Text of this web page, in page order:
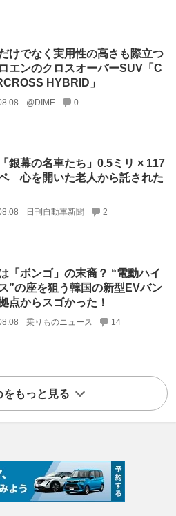
けでなく実用性の高さも際立つ
エンのクロスオーバーSUV「C
HYBRID」
@DIME 0
銀幕の名車たち」0.5ミリ × 117
心を開いた老人から託された
日刊自動車新聞 2
「ボンゴ」の末裔？ “電動ハイ
”の座を狙う韓国の新型EVバン
点からスゴかった！
乗りものニュース 14
をもっと見る